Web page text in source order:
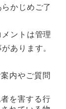
かじめご了
ントは管理
あります。
内やご質問
を害する行